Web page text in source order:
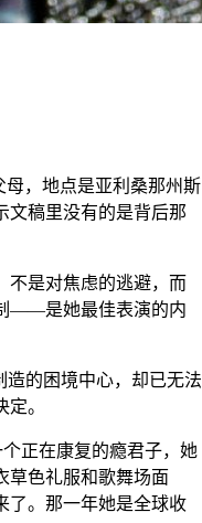
母，地点是亚利桑那州斯
文稿里没有的是背后那
不是对焦虑的逃避，而
——是她最佳表演的内
造的困境中心，却已无法
。
正在康复的瘾君子，她
色礼服和歌舞场面
了。那一年她是全球收